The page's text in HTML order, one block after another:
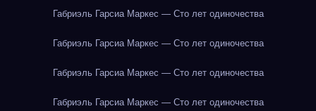
Габриэль Гарсиа Маркес — Сто лет одиночества
Габриэль Гарсиа Маркес — Сто лет одиночества
Габриэль Гарсиа Маркес — Сто лет одиночества
Габриэль Гарсиа Маркес — Сто лет одиночества